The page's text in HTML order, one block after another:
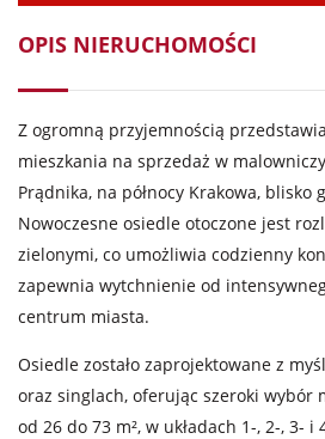
OPIS NIERUCHOMOŚCI
Z ogromną przyjemnością
mieszkania na sprzedaż w
Prądnika, na północy Krakowa, blisko
Nowoczesne osiedle otoczone jest
zielonymi, co umożliwia codzienny
zapewnia wytchnienie od
centrum miasta.
Osiedle zostało zaprojektowane z
oraz singlach, oferując szeroki wybór
od 26 do 73 m², w układach 1-, 2-, 3- i